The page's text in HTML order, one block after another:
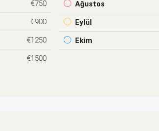
€750
€900
€1250
€1500
Ağustos
Eylül
Ekim